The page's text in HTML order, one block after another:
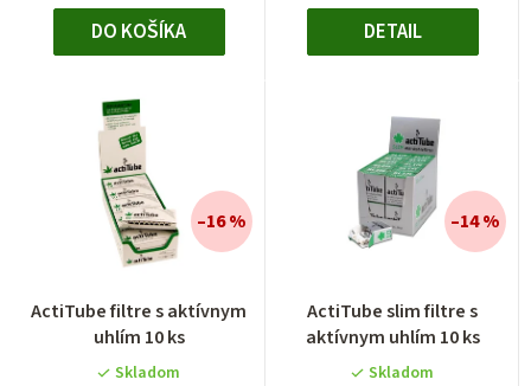
DO KOŠÍKA DETAIL
ActiTube filtre s aktívnym
uhlím 10 ks
Skladom
–16 %
ActiTube slim filtre s
aktívnym uhlím 10 ks
Skladom
–14 %